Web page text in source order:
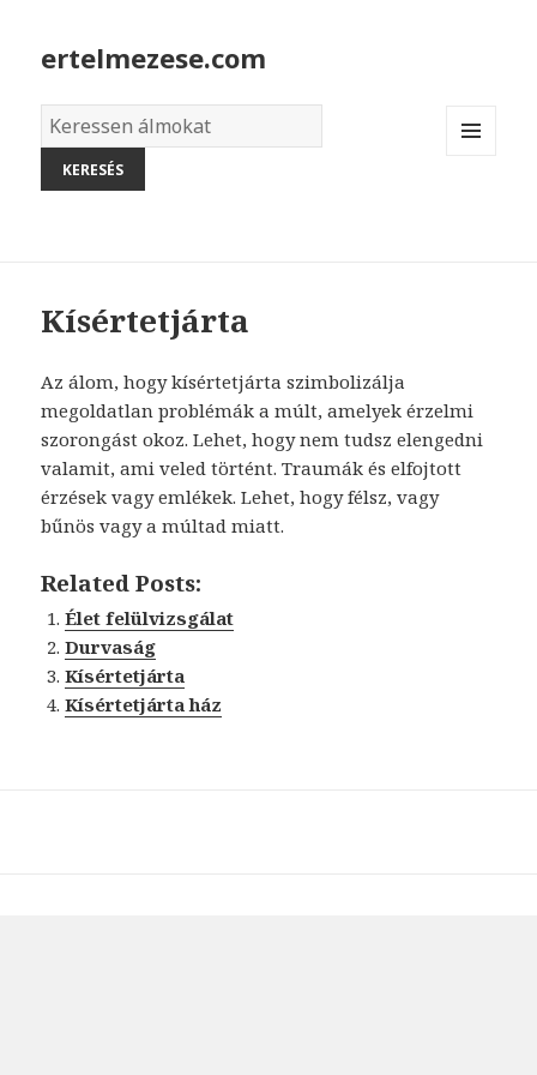
ertelmezese.com
Álmok
szótára
Kísértetjárta
Az álom, hogy kísértetjárta szimbolizálja
megoldatlan problémák a múlt, amelyek érzelmi
szorongást okoz. Lehet, hogy nem tudsz elengedni
valamit, ami veled történt. Traumák és elfojtott
érzések vagy emlékek. Lehet, hogy félsz, vagy
bűnös vagy a múltad miatt.
Related Posts:
Élet felülvizsgálat
Durvaság
Kísértetjárta
Kísértetjárta ház